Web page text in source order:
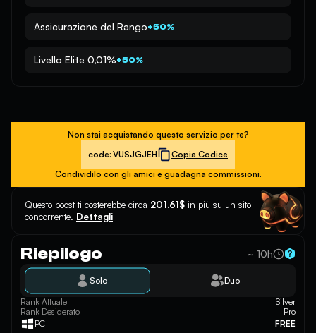
Assicurazione del Rango+50%
Livello Elite 0,01%+50%
Non stai acquistando questo servizio per te?
code: VUSJGJEH
Copia Codice
Condividilo con gli amici e guadagna commissioni.
Questo boost ti costerebbe circa 201.61$ in più su un sito
concorrente. Dettagli
Riepilogo ~ 10h
Solo Duo
Rank Attuale
Silver
Rank Desiderato
Pro
PC
FREE